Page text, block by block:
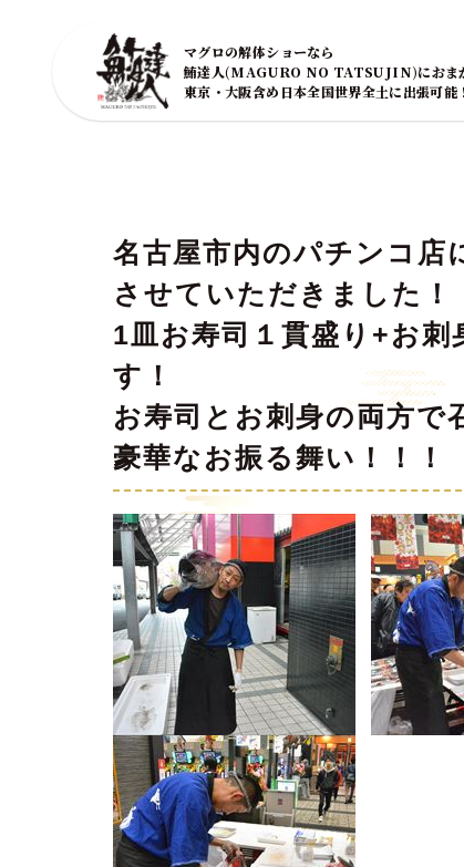
マグロの解体ショーなら
鮪達人(MAGURO NO TATSUJIN)におま
東京・大阪含め日本全国世界全土に出張可能
名古屋市内のパチンコ店
させていただきました！
1皿お寿司１貫盛り+お刺
す！
お寿司とお刺身の両方で
豪華なお振る舞い！！！